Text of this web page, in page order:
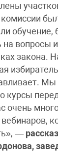
обучение,
на вопросы
закона.
Мы
курсы
очень
—